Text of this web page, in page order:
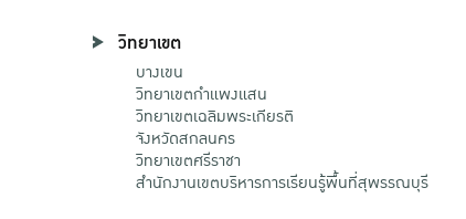
วิทยาเขต
บางเขน
วิทยาเขตกําแพงแสน
วิทยาเขตเฉลิมพระเกียรติ
จังหวัดสกลนคร
วิทยาเขตศรีราชา
สำนักงานเขตบริหารการเรียนรู้พื้นที่สุพรรณบุรี